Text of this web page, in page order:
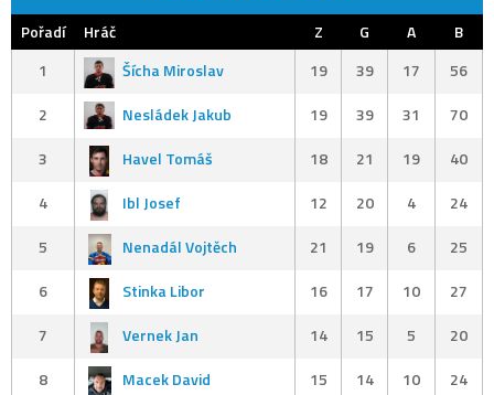
Pořadí Hráč Z G A
B
1
Šícha Miroslav 19 39 17
56
2
Nesládek Jakub 19 39 31
70
3
Havel Tomáš 18 21 19
40
4
Ibl Josef 12 20 4
24
5
Nenadál Vojtěch 21 19 6
25
6
Stinka Libor 16 17 10
27
7
Vernek Jan 14 15 5
20
8
Macek David 15 14 10
24